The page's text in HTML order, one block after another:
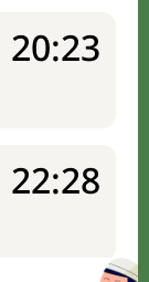
20:23
22:28